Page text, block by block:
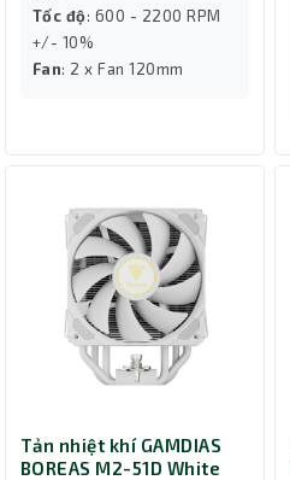
Tốc độ: 600 - 2200 RPM
+/- 10%
Fan: 2 x Fan 120mm
Tản nhiệt khí GAMDIAS
BOREAS M2-51D White